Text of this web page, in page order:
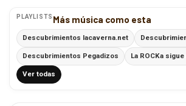
PLAYLISTS Más música como esta
Descubrimientos lacaverna.net
Descubrimientos Pegadizos La ROCKa
Ver todas